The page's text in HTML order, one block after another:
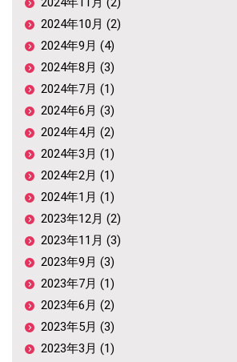
2024年10月 (2)
2024年9月 (4)
2024年8月 (3)
2024年7月 (1)
2024年6月 (3)
2024年4月 (2)
2024年3月 (1)
2024年2月 (1)
2024年1月 (1)
2023年12月 (2)
2023年11月 (3)
2023年9月 (3)
2023年7月 (1)
2023年6月 (2)
2023年5月 (3)
2023年3月 (1)